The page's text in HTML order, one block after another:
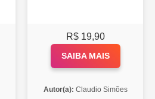
R$ 19,90
SAIBA MAIS
Autor(a): Claudio Simões